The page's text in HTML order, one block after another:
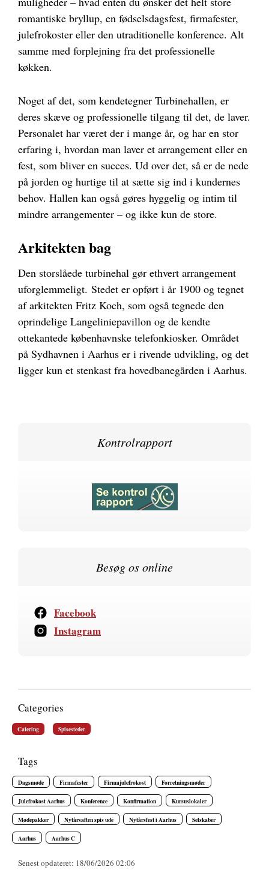
romantiske bryllup, en fødselsdagsfest, firmafester,
julefrokoster eller den utraditionelle konference. Alt
samme med forplejning fra det professionelle
køkken.
Noget af det, som kendetegner Turbinehallen, er
deres skæve og professionelle tilgang til det, de laver.
Personalet har været der i mange år, og har en stor
erfaring i, hvordan man laver et arrangement eller en
fest, som bliver en succes. Ud over det, så er de nede
på jorden og hurtige til at sætte sig ind i kundernes
behov. Hallen kan også gøres hyggelig og intim til
mindre arrangementer – og ikke kun de store.
Arkitekten bag
Den storslåede turbinehal gør ethvert arrangement
uforglemmeligt. Stedet er opført i år 1900 og tegnet
af arkitekten Fritz Koch, som også tegnede den
oprindelige Langeliniepavillon og de kendte
ottekantede københavnske telefonkiosker. Området
på Sydhavnen i Aarhus er i rivende udvikling, og det
ligger kun et stenkast fra hovedbanegården i Aarhus.
Kontrolrapport
Besøg os online
Facebook
Instagram
Categories
Catering Spisesteder
Tags
Dagsmøde Firmafester Firmajulefrokost Forretningsmøder
Julefrokost Aarhus Konference Konfirmation Kursuslokaler
Mødepakker Nytårsaften spis ude Nytårsfest i Aarhus Selskaber
Aarhus Aarhus C
Senest opdateret: 18/06/2026 02:06